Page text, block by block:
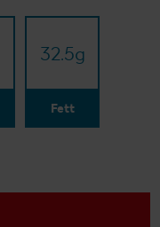
32.5g
Fett